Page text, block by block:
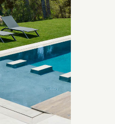
contemporaines Jacques
au large choix de
et les nombreuses
couloir de nage, plage